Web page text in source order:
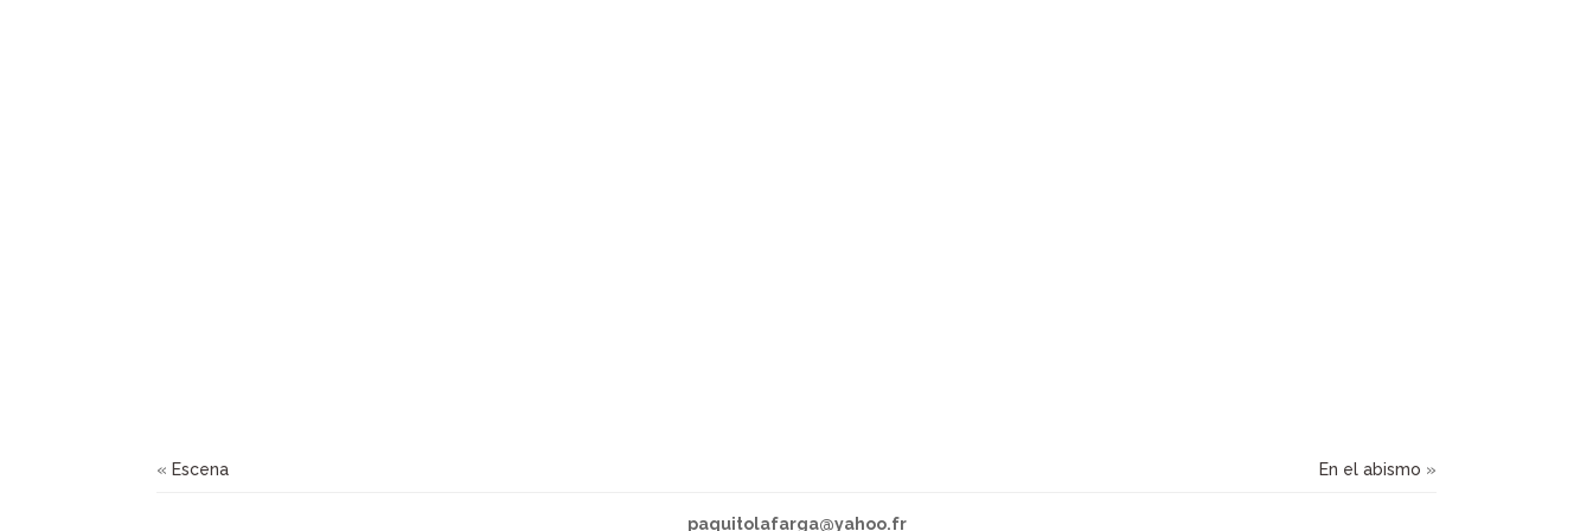
« Escena En el abismo »
paquitolafarga@yahoo.fr